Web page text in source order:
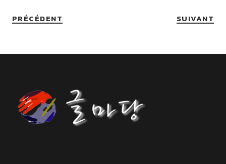
PRÉCÉDENT SUIVANT